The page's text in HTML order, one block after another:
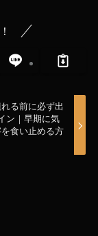
る前に必ず出
ン｜早期に気
食い止める方